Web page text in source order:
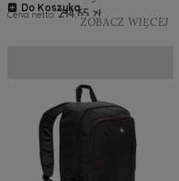
Cena netto:214,65 zł
Do Koszyka
ZOBACZ WIĘCEJ